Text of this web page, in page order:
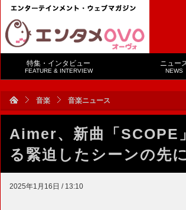
特集・インタビュー
FEATURE & INTERVIEW
ニュー
NEWS
音楽 音楽ニュース
Aimer、新曲「
る緊迫したシーンの先
2025年1月16日 / 13:10